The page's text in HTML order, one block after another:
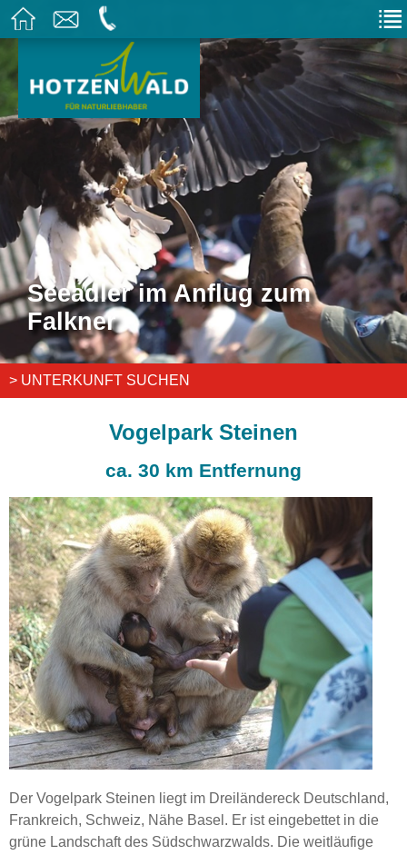
Seeadler im Anflug zum
Falkner
> UNTERKUNFT SUCHEN
Vogelpark Steinen
ca. 30 km Entfernung
Der Vogelpark Steinen liegt im Dreiländereck Deutschland,
Frankreich, Schweiz, Nähe Basel. Er ist eingebettet in die
grüne Landschaft des Südschwarzwalds. Die weitläufige